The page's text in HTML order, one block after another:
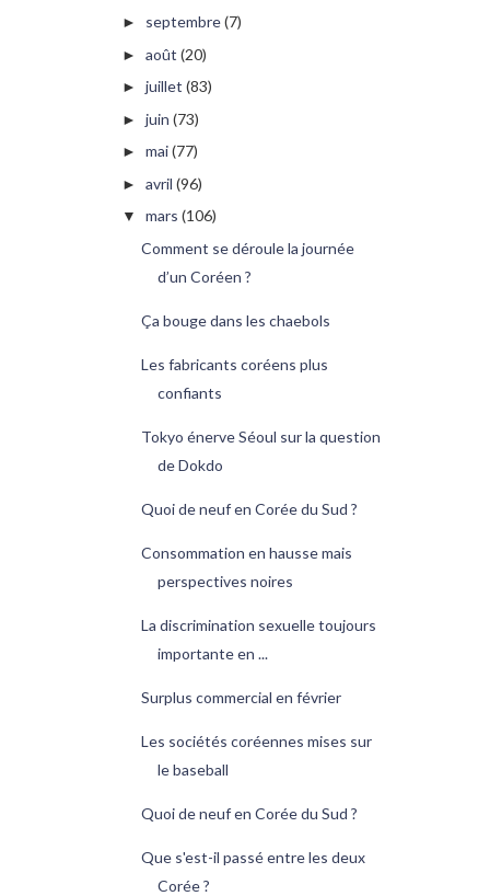
► septembre(7)
► août (20)
► juillet (83)
► juin (73)
► mai(77)
► avril (96)
▼ mars (106)
Comment se déroule la journée
d’un Coréen ?
Ça bouge dans les chaebols
Les fabricants coréens plus
confiants
Tokyo énerve Séoul sur la question
de Dokdo
Quoi de neuf en Corée du Sud ?
Consommation en hausse mais
perspectives noires
La discrimination sexuelle toujours
importante en ...
Surplus commercial en février
Les sociétés coréennes mises sur
le baseball
Quoi de neuf en Corée du Sud ?
Que s'est-il passé entre les deux
Corée ?